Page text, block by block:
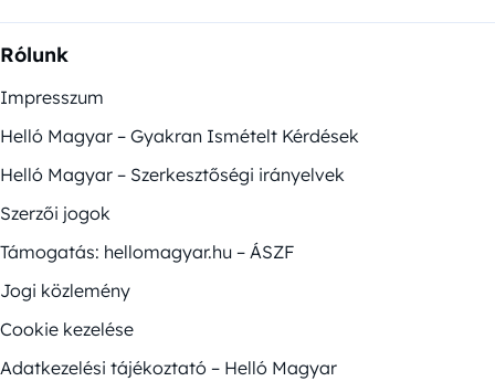
Rólunk
Impresszum
Helló Magyar – Gyakran Ismételt Kérdések
Helló Magyar – Szerkesztőségi irányelvek
Szerzői jogok
Támogatás: hellomagyar.hu – ÁSZF
Jogi közlemény
Cookie kezelése
Adatkezelési tájékoztató – Helló Magyar